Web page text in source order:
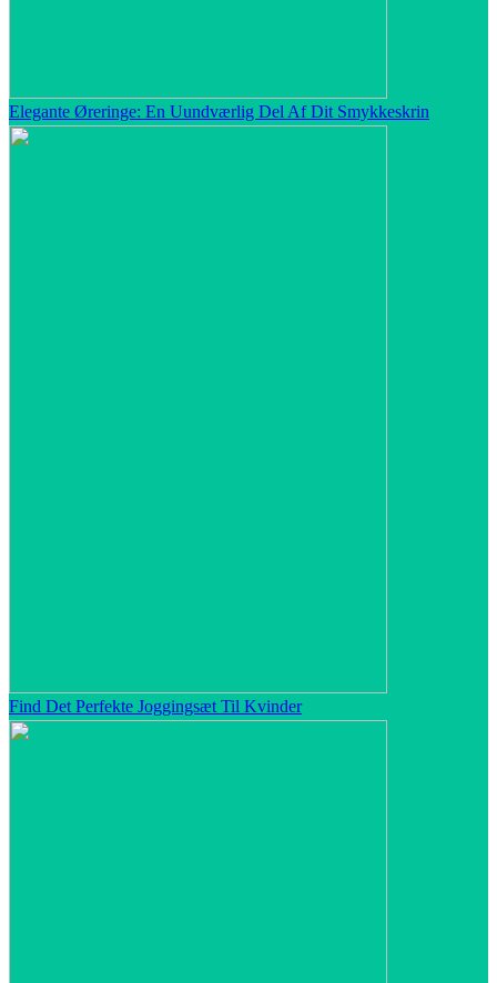
Elegante Øreringe: En Uundværlig Del Af Dit Smykkeskrin
Find Det Perfekte Joggingsæt Til Kvinder